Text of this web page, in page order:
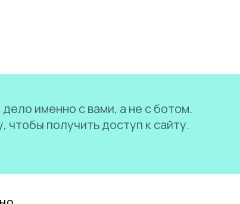
именно с вами, а не с ботом.
чтобы получить доступ к сайту.